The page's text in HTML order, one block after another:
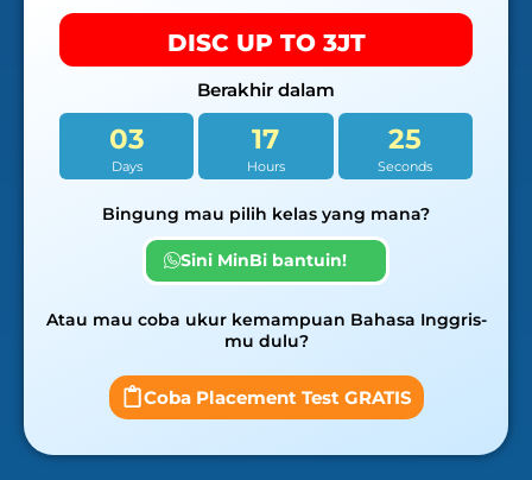
DISC UP TO 3JT
Berakhir dalam
03
Days
17
Hours
24
Seconds
Bingung mau pilih kelas yang mana?
Sini MinBi bantuin!
Atau mau coba ukur kemampuan Bahasa Inggris-
mu dulu?
Coba Placement Test GRATIS